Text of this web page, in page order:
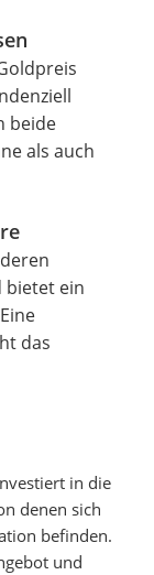
beide
als auch
bietet ein
das
in die
denen sich
befinden.
und